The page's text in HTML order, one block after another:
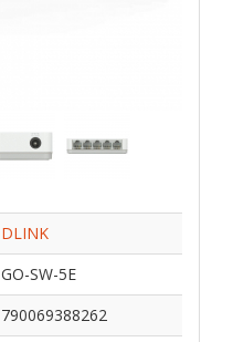
DLINK
GO-SW-5E
790069388262